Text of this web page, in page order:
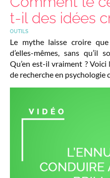
t-il des idées
OUTILS
Le mythe laisse croire
d’elles-mêmes, sans qu’il
Qu’en est-il vraiment ?
de recherche en psychologie